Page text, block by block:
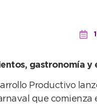
gastronomía
Productivo
que comienza